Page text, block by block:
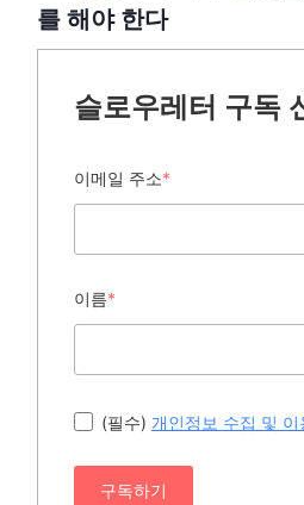
를 해야 한다
슬로우레터 구독
이메일 주소*
이름*
(필수) 개인정보 수집 및 이
구독하기